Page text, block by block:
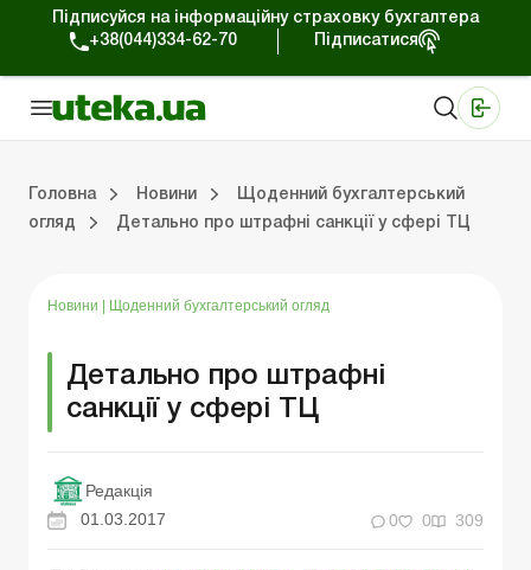
Підписуйся на інформаційну страховку бухгалтера
+38(044)334-62-70
Підписатися
Головна Новини
Щоденний бухгалтерський
огляд
Детально про штрафні санкції у сфері ТЦ
Новини Щоденний бухгалтерський огляд
Детально про штрафні
санкції у сфері ТЦ
Редакція
01.03.2017
0 0 309